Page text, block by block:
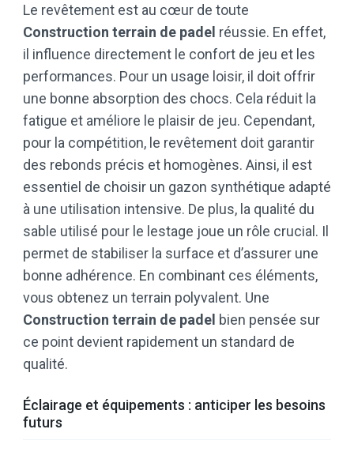
Le revêtement est au cœur de toute
Construction terrain de padel réussie. En effet,
il influence directement le confort de jeu et les
performances. Pour un usage loisir, il doit offrir
une bonne absorption des chocs. Cela réduit la
fatigue et améliore le plaisir de jeu. Cependant,
pour la compétition, le revêtement doit garantir
des rebonds précis et homogènes. Ainsi, il est
essentiel de choisir un gazon synthétique adapté
à une utilisation intensive. De plus, la qualité du
sable utilisé pour le lestage joue un rôle crucial. Il
permet de stabiliser la surface et d’assurer une
bonne adhérence. En combinant ces éléments,
vous obtenez un terrain polyvalent. Une
Construction terrain de padel bien pensée sur
ce point devient rapidement un standard de
qualité.
Éclairage et équipements : anticiper les besoins
futurs